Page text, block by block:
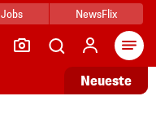
Jobs NewsFlix
Neueste